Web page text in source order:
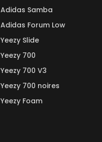
Adidas Samba
Adidas Forum Low
Yeezy Slide
Yeezy 700
Yeezy 700 V3
Yeezy 700 noires
Yeezy Foam